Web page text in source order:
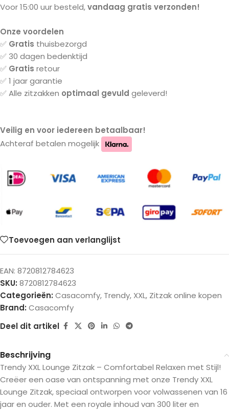
Voor 15:00 uur besteld,vandaag gratis verzonden!
Onze voordelen
✅ Gratis thuisbezorgd
✅ 30 dagen bedenktijd
✅ Gratis retour
✅ 1 jaar garantie
✅ Alle zitzakken optimaal gevuld geleverd!
Veilig en voor iedereen betaalbaar!
Achteraf betalen mogelijk
Toevoegen aan verlanglijst
EAN: 8720812784623
SKU: 8720812784623
Categorieën: Casacomfy, Trendy, XXL, Zitzak online kopen
Brand: Casacomfy
Deel dit artikel
Beschrijving
Trendy XXL Lounge Zitzak – Comfortabel Relaxen met Stijl!
Creëer een oase van ontspanning met onze Trendy XXL
Lounge Zitzak, speciaal ontworpen voor volwassenen van 16
jaar en ouder. Met een royale inhoud van 300 liter en